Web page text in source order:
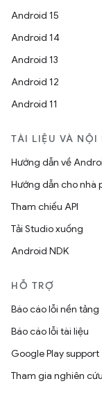
Android 15
Android 14
Android 13
Android 12
Android 11
TÀI LIỆU VÀ
Hướng dẫn về
Hướng dẫn cho nhà
Tham chiếu API
Tải Studio xuống
Android NDK
HỖ TRỢ
Báo cáo lỗi nền tảng
Báo cáo lỗi tài liệu
Google Play support
Tham gia nghiên cứu